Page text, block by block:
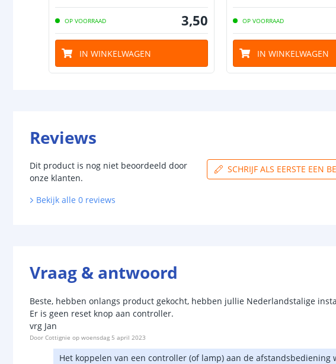
OP VOORRAAD 3,50
IN WINKELWAGEN
OP VOORRAAD
IN WINKELWAGEN
Reviews
Dit product is nog niet beoordeeld door
onze klanten.
SCHRIJF ALS EERSTE EEN
Bekijk alle 0 reviews
Vraag & antwoord
Beste, hebben onlangs product gekocht, hebben jullie Nederlandstalige
Er is geen reset knop aan controller.
vrg Jan
Door Cottignie op woensdag 5 april 2023
Het koppelen van een controller (of lamp) aan de afstandsbediening